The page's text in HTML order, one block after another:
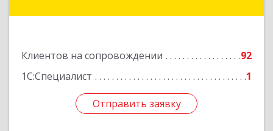
Клиентов на сопровождении
92
1С:Специалист
1
Отправить заявку
Отправить заявку